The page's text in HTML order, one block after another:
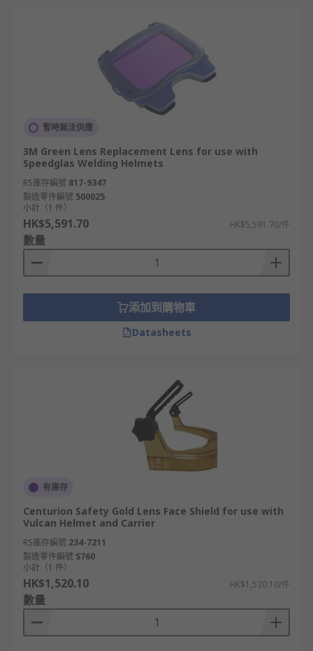
暫時無法供應
3M Green Lens Replacement Lens for use with
Speedglas Welding Helmets
RS庫存編號 817-9347
製造零件編號 500025
小計（1 件）
HK$5,591.70 HK$5,591.70/件
數量
添加到購物車
Datasheets
有庫存
Centurion Safety Gold Lens Face Shield for use with
Vulcan Helmet and Carrier
RS庫存編號 234-7211
製造零件編號 S760
小計（1 件）
HK$1,520.10 HK$1,520.10/件
數量